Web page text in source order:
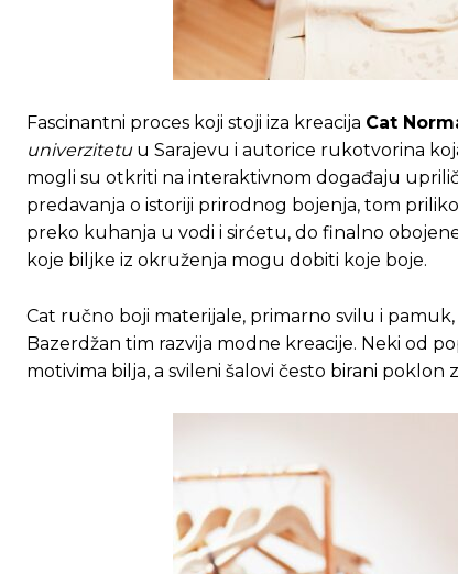
Fascinantni proces koji stoji iza kreacija Cat
univerzitetu u Sarajevu i autorice rukotvorina
mogli su otkriti na interaktivnom događaju
predavanja o istoriji prirodnog bojenja, tom
preko kuhanja u vodi i sirćetu, do finalno
koje biljke iz okruženja mogu dobiti koje boje.
Cat ručno boji materijale, primarno svilu i
Bazerdžan tim razvija modne kreacije. Neki od
motivima bilja, a svileni šalovi često birani poklon